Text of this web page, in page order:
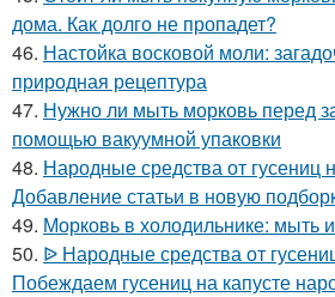
дома. Как долго не пропадет?
46. Настойка восковой моли:
природная рецептура
47. Нужно ли мыть морковь перед
помощью вакуумной упаковки
48. Народные средства от гусениц
Добавление статьи в новую
49. Морковь в холодильнике: мыть
50. ᐉ Народные средства от
Побеждаем гусениц на капусте